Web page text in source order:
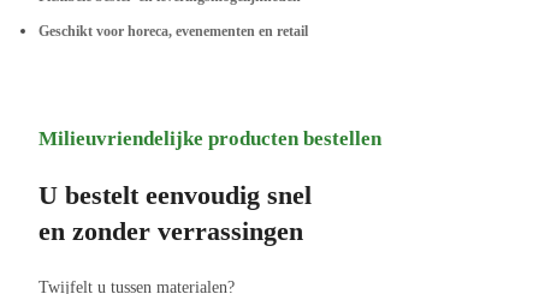
Milieuvriendelijke producten bestellen
U bestelt eenvoudig snel
en zonder verrassingen
Twijfelt u tussen materialen?
Geschikt voor horeca, evenementen en retail